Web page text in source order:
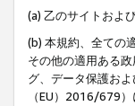
(a) 乙のサイトおよ
(b) 本規約、全ての
その他の適用ある
グ、データ保護お
（EU）2016/679